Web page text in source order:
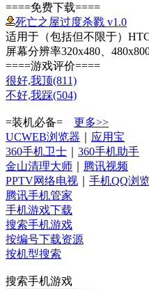
====免费下载====
死亡之屋过度杀戮 v1.0
适用于（包括但不限于）
屏幕分辨率320x480、
====游戏评价====
很好,我顶(811)
不好,我踩(504)
=装机必备= 更多>>
UCWEB浏览器
应用宝
360手机卫士
360手机助手
金山清理大师
腾讯视频
PPTV网络电视
手机QQ浏
腾讯手机管家
手机游戏下载
搜索手机游戏
按编号下载资源
按机型搜索
搜索手机游戏